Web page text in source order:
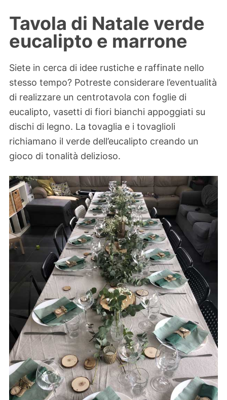
Tavola di Natale verde
eucalipto e marrone
Siete in cerca di idee rustiche e raffinate nello
stesso tempo? Potreste considerare l’eventualità
di realizzare un centrotavola con foglie di
eucalipto, vasetti di fiori bianchi appoggiati su
dischi di legno. La tovaglia e i tovaglioli
richiamano il verde dell’eucalipto creando un
gioco di tonalità delizioso.